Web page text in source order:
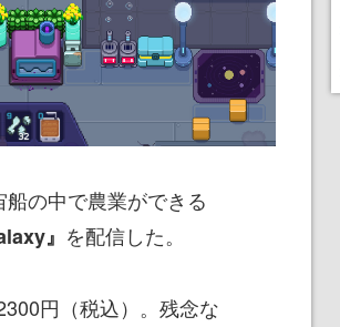
の中で農業ができる
』 を配信した。
円（税込）。残念な